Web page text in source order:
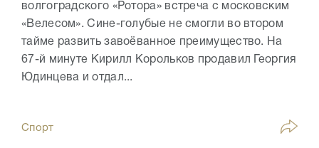
волгоградского «Ротора» встреча с московским
«Велесом». Сине-голубые не смогли во втором
тайме развить завоёванное преимущество. На
67-й минуте Кирилл Корольков продавил Георгия
Юдинцева и отдал...
Спорт